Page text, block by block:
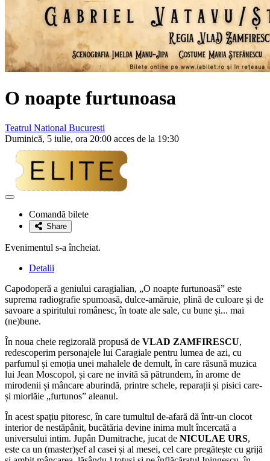
O noapte furtunoasa
Teatrul National Bucuresti
Duminică, 5 iulie, ora 20:00 acces de la 19:30
Adaugă
favoriteComandă bilete
Share
Evenimentul s-a încheiat.
Detalii
Capodoperă a geniului caragialian, „O noapte furtunoasă” este
suprema radiografie spumoasă, dulce-amăruie, plină de culoare și de
savoare a spiritului românesc, în toate ale sale, cu bune și... mai
(ne)bune.
În noua cheie regizorală propusă de VLAD ZAMFIRESCU,
redescoperim personajele lui Caragiale pentru lumea de azi, cu
parfumul și emoția unei mahalele de demult, în care răsună muzica
lui Jean Moscopol, și care ne invită să pătrundem, în arome de
mirodenii și mâncare aburindă, printre schele, reparații și pisici care-
și miorlăie „furtunos” aleanul.
În acest spațiu pitoresc, în care tumultul de-afară dă într-un clocot
interior de nestăpânit, bucătăria devine inima mult încercată a
universului intim. Jupân Dumitrache, jucat de NICULAE URS,
este ca un (master)șef al casei și al mesei, cel care pregătește cu grijă